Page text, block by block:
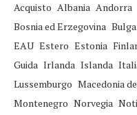
Acquisto Albania Andorra
Bosnia ed Erzegovina
EAU Estero Estonia
Guida Irlanda Islanda
Lussemburgo Macedonia
Montenegro Norvegia